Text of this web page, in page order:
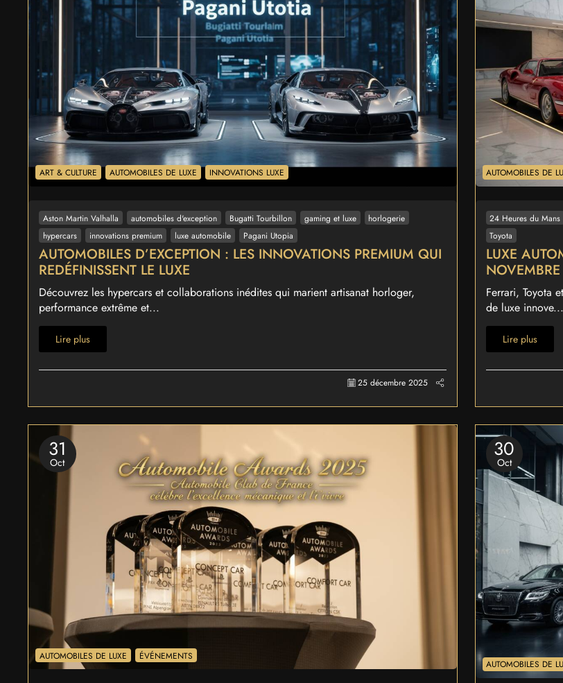
ART & CULTURE AUTOMOBILES DE LUXE INNOVATIONS LUXE
Aston Martin Valhalla automobiles d'exception Bugatti Tourbillon gaming et luxe
horlogerie
hypercars
innovations premium luxe automobile Pagani Utopia
AUTOMOBILES D’EXCEPTION : LES INNOVATIONS PREMIUM QUI
REDÉFINISSENT LE LUXE
Découvrez les hypercars et collaborations inédites qui marient artisanat horloger,
performance extrême et...
Lire plus
25 décembre 2025
AUTOMOBILES DE
24 Heures du Mans
Toyota
LUXE
Ferrari, Toyota
de luxe innove...
Lire plus
31
Oct
AUTOMOBILES DE LUXE ÉVÉNEMENTS
30
Oct
AUTOMOBILES DE